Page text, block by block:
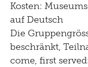
Kosten:
auf Deutsch
Die
beschränkt,
come, first